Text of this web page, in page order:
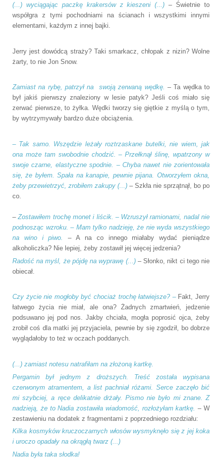
(...) wyciągając paczkę krakersów z kieszeni (...)– Świetnie to
współgra z tymi pochodniami na ścianach i wszystkimi innymi
elementami, każdym z innej bajki.
Jerry jest dowódcą straży? Taki smarkacz, chłopak z nizin? Wolne
żarty, to nie Jon Snow.
Zamiast na rybę, patrzył na swoją zerwaną wędkę. – Ta wędka to
był jakiś pierwszy znaleziony w lesie patyk? Jeśli coś miało się
zerwać pierwsze, to żyłka. Wędki tworzy się giętkie z myślą o tym,
by wytrzymywały bardzo duże obciążenia.
– Tak samo. Wszędzie leżały roztrzaskane butelki, nie wiem, jak
ona może tam swobodnie chodzić. – Przełknął ślinę, wpatrzony w
swoje czarne, elastyczne spodnie. – Chyba nawet nie zorientowała
się, że byłem. Spała na kanapie, pewnie pijana. Otworzyłem okna,
żeby przewietrzyć, zrobiłem zakupy (...) – Szkła nie sprzątnął, bo po
co.
–Zostawiłem trochę monet i liścik. – Wzruszył ramionami, nadal nie
podnosząc wzroku. – Mam tylko nadzieję, że nie wyda wszystkiego
na wino i piwo.– A na co innego miałaby wydać pieniądze
alkoholiczka? Nie lepiej, żeby zostawił jej więcej jedzenia?
Radość na myśl, że pójdę na wyprawę (...)– Słonko, nikt ci tego nie
obiecał.
Czy życie nie mogłoby być chociaż trochę łatwiejsze? – Fakt, Jerry
łatwego życia nie miał, ale ona? Żadnych zmartwień, jedzenie
podsuwano jej pod nos. Jakby chciała, mogła poprosić ojca, żeby
zrobił coś dla matki jej przyjaciela, pewnie by się zgodził, bo dobrze
wyglądałoby to też w oczach poddanych.
(...) zamiast notesu natrafiłam na złożoną kartkę.
Pergamin był jednym z droższych. Treść została wypisana
czerwonym atramentem, a list pachniał różami. Serce zaczęło bić
mi szybciej, a ręce delikatnie drżały. Pismo nie było mi znane. Z
nadzieją, że to Nadia zostawiła wiadomość, rozłożyłam kartkę. – W
zestawieniu na dodatek z fragmentami z poprzedniego rozdziału:
Kilka kosmyków kruczoczarnych włosów wysmyknęło się z jej koka
i uroczo opadały na okrągłą twarz (...)
Nadia była taka słodka!